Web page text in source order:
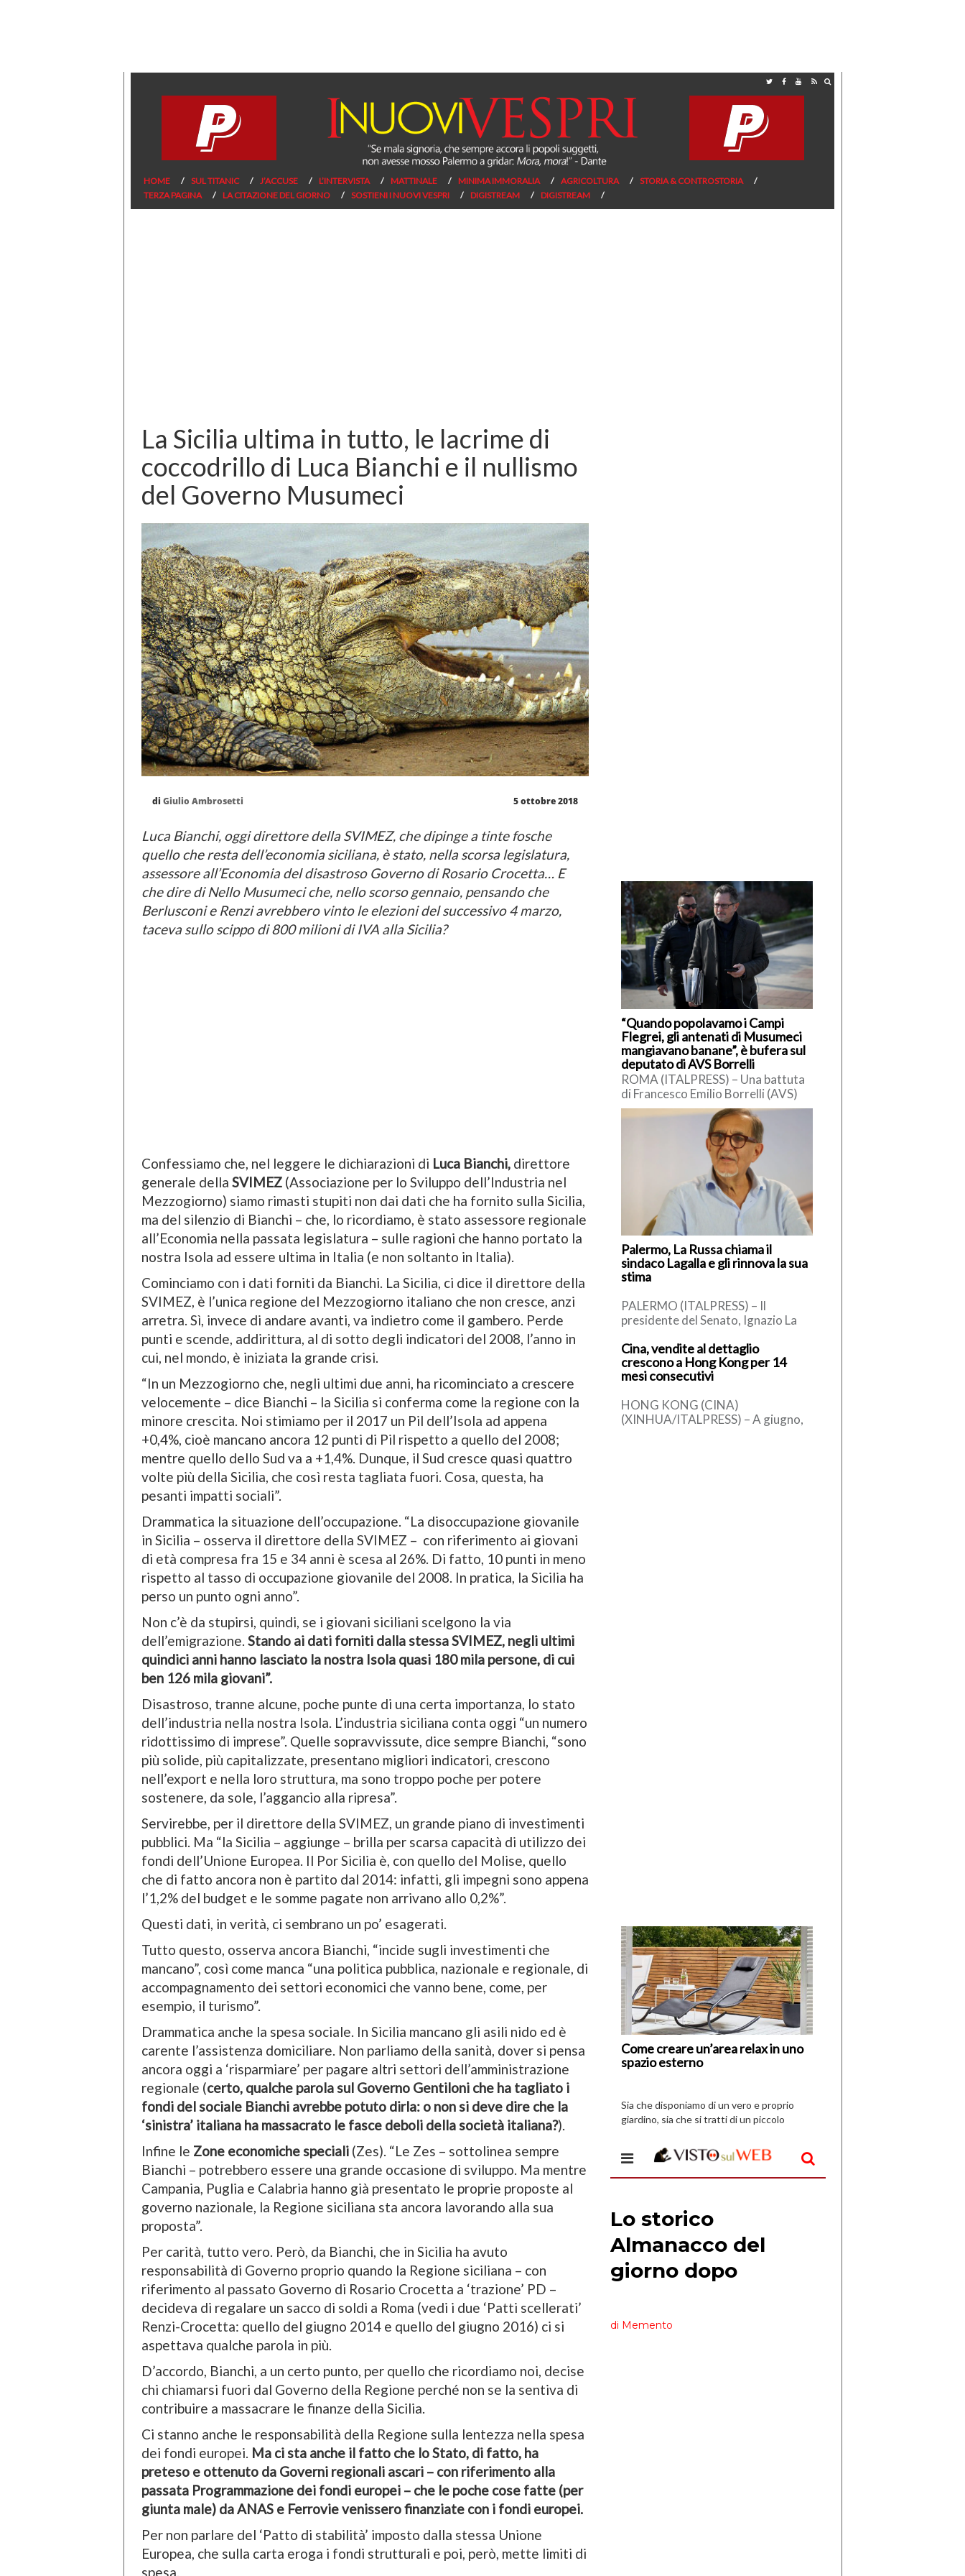
HOME SUL TITANIC J’ACCUSE L’INTERVISTA MATTINALE MINIMA IMMORALIA AGRICOLTURA
STORIA & CONTROSTORIA
TERZA PAGINA
LA CITAZIONE DEL GIORNO SOSTIENI I NUOVI VESPRI DIGISTREAM DIGISTREAM
La Sicilia ultima in tutto, le lacrime di
coccodrillo di Luca Bianchi e il nullismo
del Governo Musumeci
di Giulio Ambrosetti 5 ottobre 2018
Luca Bianchi, oggi direttore della SVIMEZ, che dipinge a tinte fosche
quello che resta dell’economia siciliana, è stato, nella scorsa legislatura,
assessore all’Economia del disastroso Governo di Rosario Crocetta… E
che dire di Nello Musumeci che, nello scorso gennaio, pensando che
Berlusconi e Renzi avrebbero vinto le elezioni del successivo 4 marzo,
taceva sullo scippo di 800 milioni di IVA alla Sicilia?
Confessiamo che, nel leggere le dichiarazioni di Luca Bianchi, direttore
generale della SVIMEZ (Associazione per lo Sviluppo dell’Industria nel
Mezzogiorno) siamo rimasti stupiti non dai dati che ha fornito sulla Sicilia,
ma del silenzio di Bianchi – che, lo ricordiamo, è stato assessore regionale
all’Economia nella passata legislatura – sulle ragioni che hanno portato la
nostra Isola ad essere ultima in Italia (e non soltanto in Italia).
Cominciamo con i dati forniti da Bianchi. La Sicilia, ci dice il direttore della
SVIMEZ, è l’unica regione del Mezzogiorno italiano che non cresce, anzi
arretra. Sì, invece di andare avanti, va indietro come il gambero. Perde
punti e scende, addirittura, al di sotto degli indicatori del 2008, l’anno in
cui, nel mondo, è iniziata la grande crisi.
“In un Mezzogiorno che, negli ultimi due anni, ha ricominciato a crescere
velocemente – dice Bianchi – la Sicilia si conferma come la regione con la
minore crescita. Noi stimiamo per il 2017 un Pil dell’Isola ad appena
+0,4%, cioè mancano ancora 12 punti di Pil rispetto a quello del 2008;
mentre quello dello Sud va a +1,4%. Dunque, il Sud cresce quasi quattro
volte più della Sicilia, che così resta tagliata fuori. Cosa, questa, ha
pesanti impatti sociali”.
Drammatica la situazione dell’occupazione. “La disoccupazione giovanile
in Sicilia – osserva il direttore della SVIMEZ – con riferimento ai giovani
di età compresa fra 15 e 34 anni è scesa al 26%. Di fatto, 10 punti in meno
rispetto al tasso di occupazione giovanile del 2008. In pratica, la Sicilia ha
perso un punto ogni anno”.
Non c’è da stupirsi, quindi, se i giovani siciliani scelgono la via
dell’emigrazione. Stando ai dati forniti dalla stessa SVIMEZ, negli ultimi
quindici anni hanno lasciato la nostra Isola quasi 180 mila persone, di cui
ben 126 mila giovani”.
Disastroso, tranne alcune, poche punte di una certa importanza, lo stato
dell’industria nella nostra Isola. L’industria siciliana conta oggi “un numero
ridottissimo di imprese”. Quelle sopravvissute, dice sempre Bianchi, “sono
più solide, più capitalizzate, presentano migliori indicatori, crescono
nell’export e nella loro struttura, ma sono troppo poche per potere
sostenere, da sole, l’aggancio alla ripresa”.
Servirebbe, per il direttore della SVIMEZ, un grande piano di investimenti
pubblici. Ma “la Sicilia – aggiunge – brilla per scarsa capacità di utilizzo dei
fondi dell’Unione Europea. Il Por Sicilia è, con quello del Molise, quello
che di fatto ancora non è partito dal 2014: infatti, gli impegni sono appena
l’1,2% del budget e le somme pagate non arrivano allo 0,2%”.
Questi dati, in verità, ci sembrano un po’ esagerati.
Tutto questo, osserva ancora Bianchi, “incide sugli investimenti che
mancano”, così come manca “una politica pubblica, nazionale e regionale, di
accompagnamento dei settori economici che vanno bene, come, per
esempio, il turismo”.
Drammatica anche la spesa sociale. In Sicilia mancano gli asili nido ed è
carente l’assistenza domiciliare. Non parliamo della sanità, dover si pensa
ancora oggi a ‘risparmiare’ per pagare altri settori dell’amministrazione
regionale (certo, qualche parola sul Governo Gentiloni che ha tagliato i
fondi del sociale Bianchi avrebbe potuto dirla: o non si deve dire che la
‘sinistra’ italiana ha massacrato le fasce deboli della società italiana?).
Infine le Zone economiche speciali (Zes). “Le Zes – sottolinea sempre
Bianchi – potrebbero essere una grande occasione di sviluppo. Ma mentre
Campania, Puglia e Calabria hanno già presentato le proprie proposte al
governo nazionale, la Regione siciliana sta ancora lavorando alla sua
proposta”.
Per carità, tutto vero. Però, da Bianchi, che in Sicilia ha avuto
responsabilità di Governo proprio quando la Regione siciliana – con
riferimento al passato Governo di Rosario Crocetta a ‘trazione’ PD –
decideva di regalare un sacco di soldi a Roma (vedi i due ‘Patti scellerati’
Renzi-Crocetta: quello del giugno 2014 e quello del giugno 2016) ci si
aspettava qualche parola in più.
D’accordo, Bianchi, a un certo punto, per quello che ricordiamo noi, decise
chi chiamarsi fuori dal Governo della Regione perché non se la sentiva di
contribuire a massacrare le finanze della Sicilia.
Ci stanno anche le responsabilità della Regione sulla lentezza nella spesa
dei fondi europei. Ma ci sta anche il fatto che lo Stato, di fatto, ha
preteso e ottenuto da Governi regionali ascari – con riferimento alla
passata Programmazione dei fondi europei – che le poche cose fatte (per
giunta male) da ANAS e Ferrovie venissero finanziate con i fondi europei.
Per non parlare del ‘Patto di stabilità’ imposto dalla stessa Unione
Europea, che sulla carta eroga i fondi strutturali e poi, però, mette limiti di
spesa.
“Quando popolavamo i Campi
Flegrei, gli antenati di Musumeci
mangiavano banane”, è bufera sul
deputato di AVS Borrelli
ROMA (ITALPRESS) – Una battuta
di Francesco Emilio Borrelli (AVS)
sui siciliani ha innescato polemiche.
Intervistato da Radio Cusano,
Palermo, La Russa chiama il
sindaco Lagalla e gli rinnova la sua
stima
PALERMO (ITALPRESS) – Il
presidente del Senato, Ignazio La
l’Italpress, ha telefonato al sindaco
di Palermo, […]
Cina, vendite al dettaglio
crescono a Hong Kong per 14
mesi consecutivi
HONG KONG (CINA)
(XINHUA/ITALPRESS) – A giugno,
Come creare un’area relax in uno
spazio esterno
di
I
Vespri
Sia che disponiamo di un vero e proprio
giardino, sia che si tratti di un piccolo